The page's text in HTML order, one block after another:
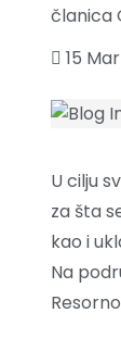
članica
15
U cilju
za šta
kao i
Na